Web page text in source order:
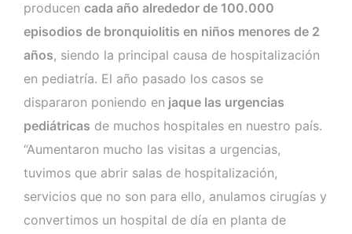
producen cada año alrededor de 100.000
episodios de bronquiolitis en niños menores de 2
años, siendo la principal causa de hospitalización
en pediatría. El año pasado los casos se
dispararon poniendo en jaque las urgencias
pediátricas de muchos hospitales en nuestro país.
“Aumentaron mucho las visitas a urgencias,
tuvimos que abrir salas de hospitalización,
servicios que no son para ello, anulamos cirugías y
convertimos un hospital de día en planta de